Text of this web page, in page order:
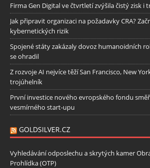
Firma Gen Digital ve čtvrtletí zvýšila čistý zisk i
Jak připravit organizaci na požadavky CRA?
kybernetických rizik
Spojené státy zakázaly dovoz humanoidních
se ohradil
Z rozvoje AI nejvíce těží San Francisco, New
trojúhelník
První investice nového evropského fondu
vesmírného start-upu
GOLDSILVER.CZ
Vyhledávání odposlechu a skrytých kamer
Prohlídka (OTP)